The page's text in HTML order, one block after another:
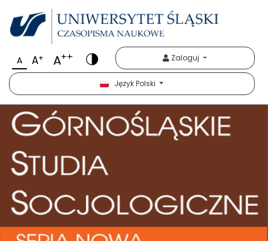
A A+ A++ Zaloguj
Język Polski